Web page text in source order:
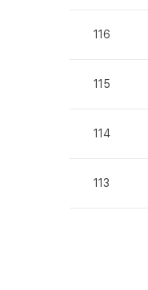
116
115
114
113